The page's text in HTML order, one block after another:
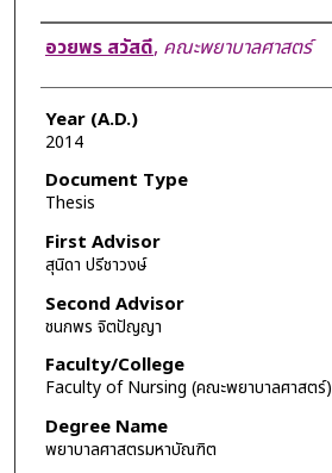
Author
อวยพร สวัสดี, คณะพยาบาลศาสตร์
Year (A.D.)
2014
Document Type
Thesis
First Advisor
สุนิดา ปรีชาวงษ์
Second Advisor
ชนกพร จิตปัญญา
Faculty/College
Faculty of Nursing (คณะพยาบาลศาสตร์)
Degree Name
พยาบาลศาสตรมหาบัณฑิต